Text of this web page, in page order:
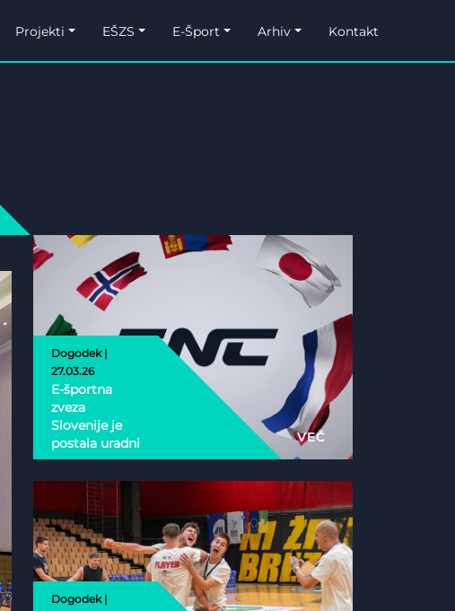
Projekti EŠZS E-Šport Arhiv Kontakt
Dogodek |
27.03.26
E-športna
zveza
Slovenije je
postala uradni
nacionalni
partner
Esports
Nations Cup
2026
VEČ
Dogodek |